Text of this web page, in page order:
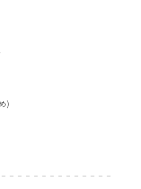
)
－－－－－－－－－－－－－